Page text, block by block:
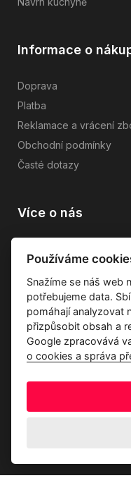
Informace o
Doprava
Platba
Reklamace a vrácení
Obchodní podmínky
Časté dotazy
Více o nás
Průvodce tkaninami
Kontakty
Ochrana osobních údajů
Používáme
Snažíme se náš web
potřebujeme data.
pomáhají analyzovat
přizpůsobit obsah a
Google zpracovává
o cookies a správa